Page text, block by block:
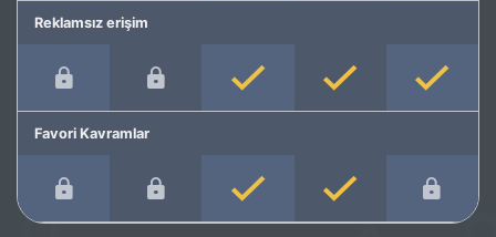
Reklamsız erişim
Favori Kavramlar